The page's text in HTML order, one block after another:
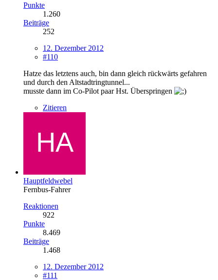
Punkte
1.260
Beiträge
252
12. Dezember 2012
#110
Hatze das letztens auch, bin dann gleich rückwärts gefahren
und durch den Altstadtringtunnel...
musste dann im Co-Pilot paar Hst. Überspringen
Zitieren
Hauptfeldwebel
Fernbus-Fahrer
Reaktionen
922
Punkte
8.469
Beiträge
1.468
12. Dezember 2012
#111